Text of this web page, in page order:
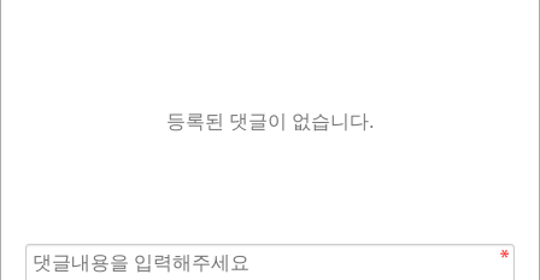
등록된 댓글이 없습니다.